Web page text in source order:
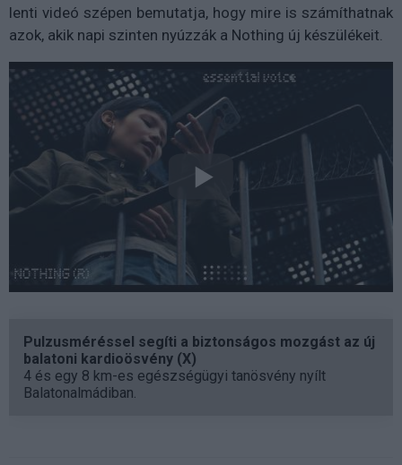
lenti videó szépen bemutatja, hogy mire is számíthatnak
azok, akik napi szinten nyúzzák a Nothing új készülékeit.
Pulzusméréssel segíti a biztonságos mozgást az új
balatoni kardioösvény (X)
4 és egy 8 km-es egészségügyi tanösvény nyílt
Balatonalmádiban.